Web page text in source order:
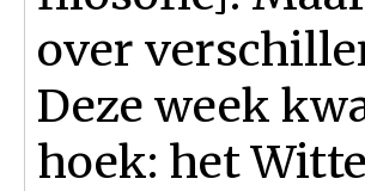
over
Deze week
hoek: het